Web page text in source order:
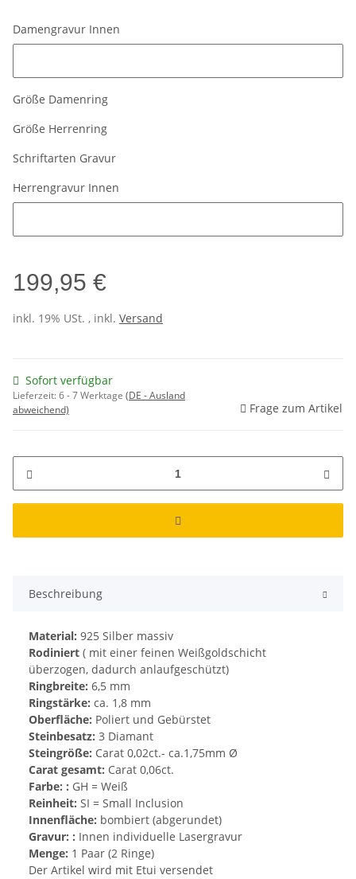
Damengravur Innen
Größe Damenring
Größe Herrenring
Schriftarten Gravur
Herrengravur Innen
199,95 €
inkl. 19% USt. , inkl. Versand
Sofort verfügbar
Lieferzeit:6 - 7 Werktage (DE - Ausland
abweichend)
Frage zum Artikel
Beschreibung
Material: 925 Silber massiv
Rodiniert ( mit einer feinen Weißgoldschicht
überzogen, dadurch anlaufgeschützt)
Ringbreite: 6,5 mm
Ringstärke: ca. 1,8 mm
Oberfläche: Poliert und Gebürstet
Steinbesatz: 3 Diamant
Steingröße: Carat 0,02ct.- ca.1,75mm Ø
Carat gesamt: Carat 0,06ct.
Farbe: : GH = Weiß
Reinheit: SI = Small Inclusion
Innenfläche: bombiert (abgerundet)
Gravur: : Innen individuelle Lasergravur
Menge: 1 Paar (2 Ringe)
Der Artikel wird mit Etui versendet